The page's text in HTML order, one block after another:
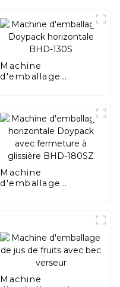
Machine
d'emballage
Machine
d'emballage
180SZ
Machine